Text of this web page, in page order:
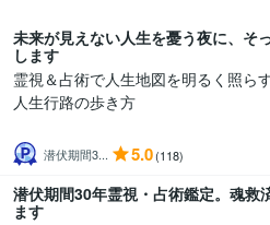
未来が見えない人生を憂う夜に、そ
します
霊視＆占術で人生地図を明るく照ら
人生行路の歩き方
潜伏期間3... 5.0(118)
潜伏期間30年霊視・占術鑑定。魂救
ます